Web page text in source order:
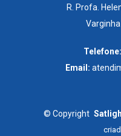
R. Profa.
Telefone:
Email:
© Copyright